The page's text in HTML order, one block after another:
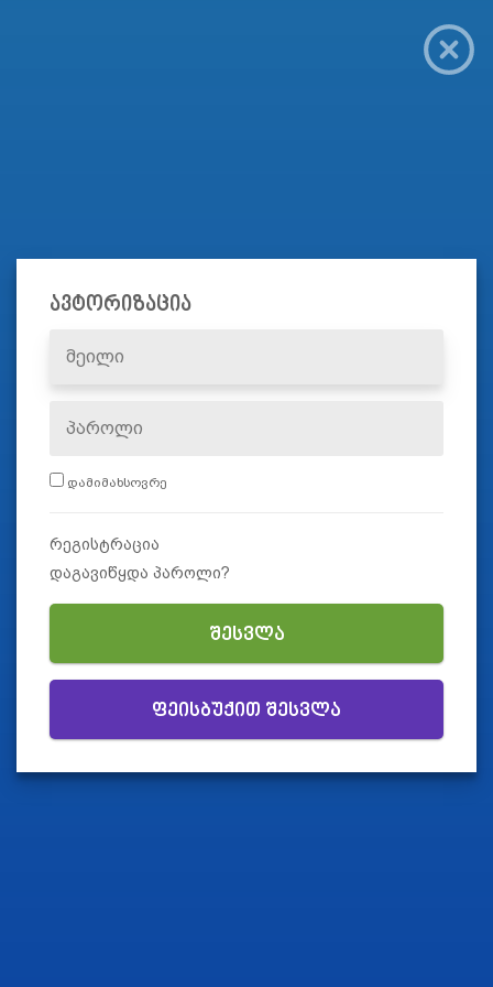
ავტორიზაცია
დამიმახსოვრე
რეგისტრაცია
დაგავიწყდა პაროლი?